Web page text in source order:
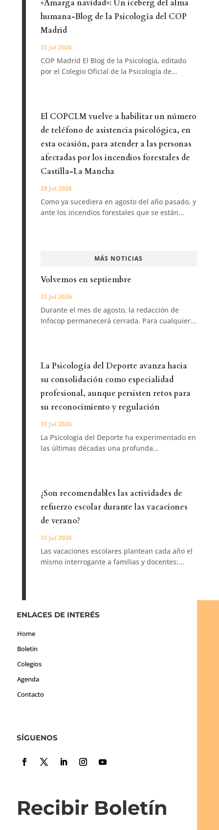
«Amarga navidad»: Un iceberg del alma
humana-Blog de la Psicología del COP
Madrid
31 Jul 2026
COP Madrid El Blog de la Psicología, editado
por el Colegio Oficial de la Psicología de...
El COPCLM vuelve a habilitar un número
de teléfono de asistencia psicológica, en
esta ocasión, para atender a las personas
afectadas por los incendios forestales de
Castilla-La Mancha
28 Jul 2026
Como ya sucediera en agosto del año pasado, y
ante los incendios forestales que se están...
MÁS NOTICIAS
Volvemos en septiembre
31 Jul 2026
Durante el mes de agosto, la redacción de
Infocop permanecerá cerrada. Para cualquier...
La Psicología del Deporte avanza hacia
su consolidación como especialidad
profesional, aunque persisten retos para
su reconocimiento y regulación
31 Jul 2026
La Psicología del Deporte ha experimentado en
las últimas décadas una profunda...
¿Son recomendables las actividades de
refuerzo escolar durante las vacaciones
de verano?
31 Jul 2026
Las vacaciones escolares plantean cada año el
mismo interrogante a familias y docentes:...
ENLACES DE INTERÉS
Home
Boletín
Colegios
Agenda
Contacto
SÍGUENOS
Recibir Boletín